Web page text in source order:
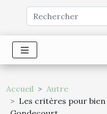
Accueil
Autre
Les critères pour